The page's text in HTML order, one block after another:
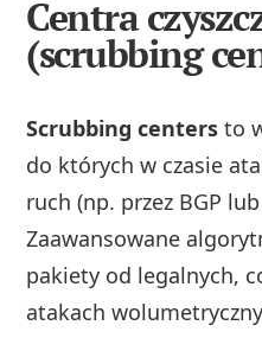
Centra
(scrubbing
Scrubbing centers to
do których w czasie
ruch (np. przez BGP
Zaawansowane
pakiety od legalnych,
atakach